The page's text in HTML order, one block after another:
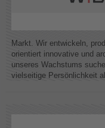
Markt. Wir entwickeln,
orientiert innovative und
unseres Wachstums
vielseitige Persönlichkeit